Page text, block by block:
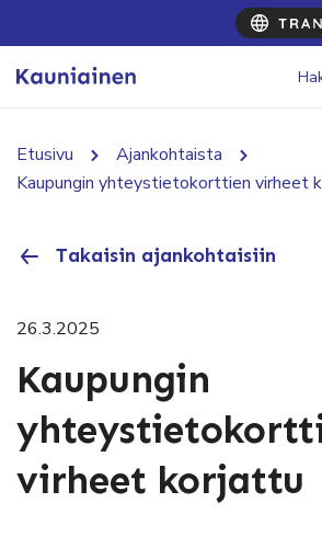
Etusivu
Ajankohtaista
Kaupungin yhteystietokorttien virheet
Takaisin ajankohtaisiin
26.3.2025
Kaupungin
virheet korjattu